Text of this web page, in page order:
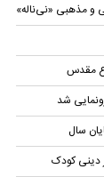
و مذهبی «نی‌ناله»
مقدس
شد
دینی کودک